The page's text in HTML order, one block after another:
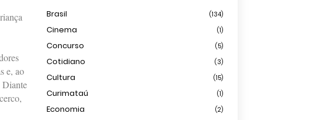
e, ao
Diante
Brasil (134)
Cinema (1)
Concurso (5)
Cotidiano (3)
Cultura (15)
Curimataú (1)
Economia (2)